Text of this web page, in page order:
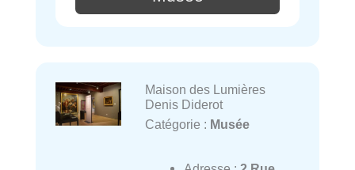
Maison des Lumières
Denis Diderot
Catégorie : Musée